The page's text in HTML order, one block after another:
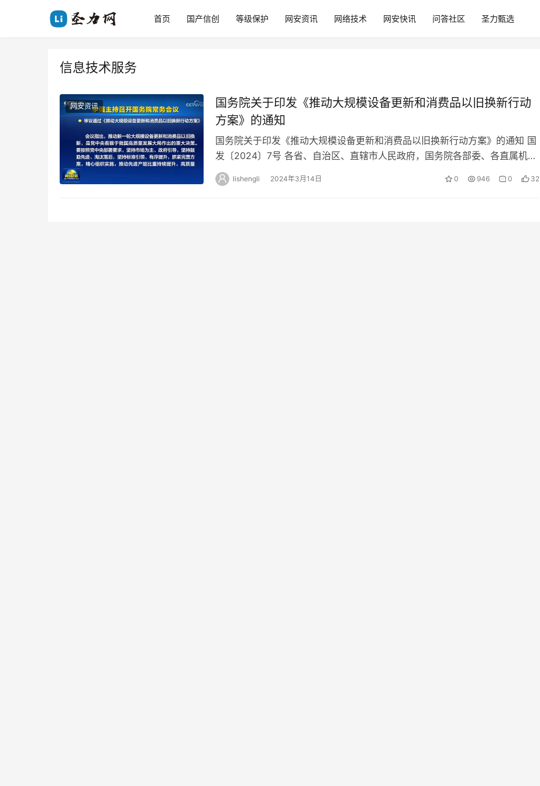
首页 国产信创 等级保护 网安资讯 网络技术 网安快讯 问答社区 圣力甄选
信息技术服务
网安资讯
国务院关于印发《推动大规模设备更新和消费品以旧换新行动
方案》的通知
国务院关于印发《推动大规模设备更新和消费品以旧换新行动方案》的通知 国
发〔2024〕7号 各省、自治区、直辖市人民政府，国务院各部委、各直属机
构： 现将《推动大规模设备更新和消费品…
lishengli 2024年3月14日 0 946 0 32